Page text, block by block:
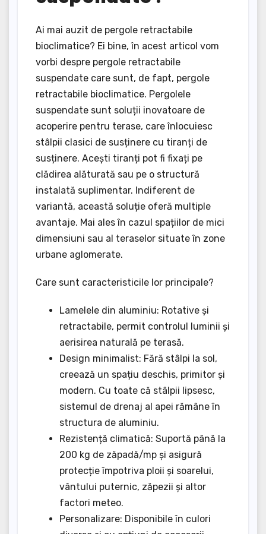
Ai mai auzit de pergole retractabile
bioclimatice? Ei bine, în acest articol vom
vorbi despre pergole retractabile
suspendate care sunt, de fapt, pergole
retractabile bioclimatice. Pergolele
suspendate sunt soluții inovatoare de
acoperire pentru terase, care înlocuiesc
stâlpii clasici de susținere cu tiranți de
susținere. Acești tiranți pot fi fixați pe
clădirea alăturată sau pe o structură
instalată suplimentar. Indiferent de
variantă, această soluție oferă multiple
avantaje. Mai ales în cazul spațiilor de mici
dimensiuni sau al teraselor situate în zone
urbane aglomerate.
Care sunt caracteristicile lor principale?
Lamelele din aluminiu: Rotative și
retractabile, permit controlul luminii și
aerisirea naturală pe terasă.
Design minimalist: Fără stâlpi la sol,
creează un spațiu deschis, primitor și
modern. Cu toate că stâlpii lipsesc,
sistemul de drenaj al apei rămâne în
structura de aluminiu.
Rezistență climatică: Suportă până la
200 kg de zăpadă/mp și asigură
protecție împotriva ploii și soarelui,
vântului puternic, zăpezii și altor
factori meteo.
Personalizare: Disponibile în culori